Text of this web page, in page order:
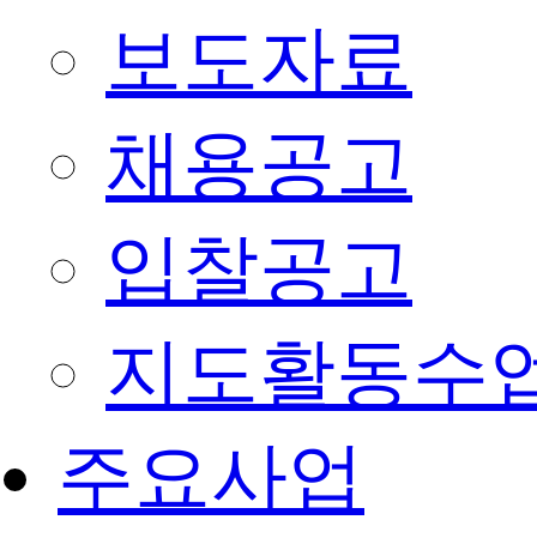
보도자료
채용공고
입찰공고
지도활동수
주요사업